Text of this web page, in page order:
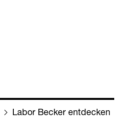
Labor Becker ent­de­cken